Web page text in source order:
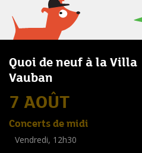
Quoi de neuf à la Villa
Vauban
7 AOÛT
Concerts de midi
Vendredi, 12h30